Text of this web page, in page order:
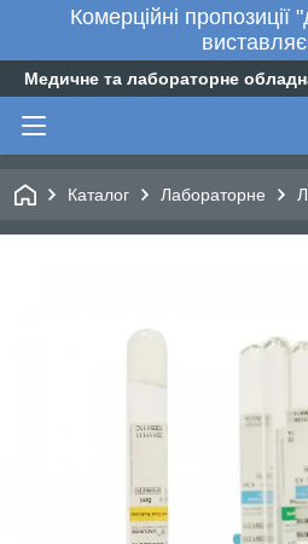
Комерційні пропозиції
Медичне та лабораторне
Каталог Лабораторне